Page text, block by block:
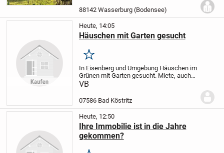
durch die Größe das Haus für
88142 Wasserburg (Bodensee)
Heute, 14:05
Häuschen mit Garten gesucht
Merken
In Eisenberg und Umgebung Häuschen im
Grünen mit Garten gesucht. Miete, auch
Mietkauf angenehm. EBK von Vorteil.
VB
07586 Bad Köstritz
Heute, 12:50
Ihre Immobilie ist in die Jahre
gekommen?